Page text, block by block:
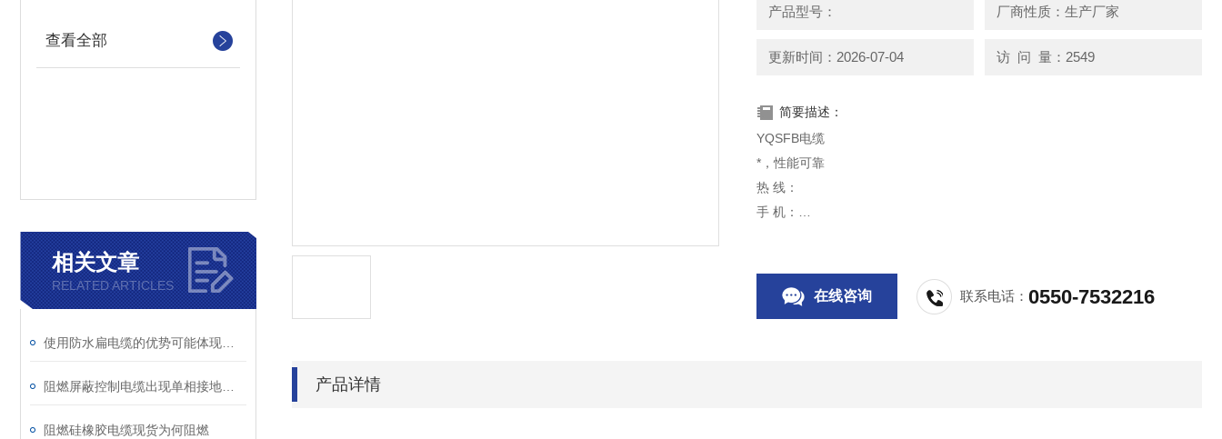
查看全部
相关文章
RELATED ARTICLES
阻燃硅橡胶电缆现货为何阻燃
产品型号： 厂商性质：生产厂家
更新时间：2026-07-04 访 问 量：2549
简要描述：
YQSFB电缆
*，性能可靠
热 线：
手 机：
在线咨询 联系电话：0550-7532216
产品详情